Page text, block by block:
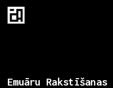
Emuāru Rakstīšanas